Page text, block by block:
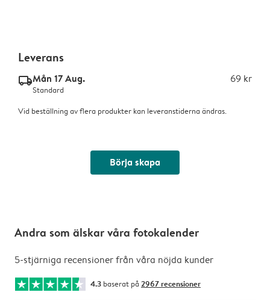
Leverans
delivery_standard_v2Mån 17 Aug. 69 kr
Standard
Vid beställning av flera produkter kan leveranstiderna ändras.
Börja skapa
Andra som älskar våra fotokalender
5-stjärniga recensioner från våra nöjda kunder
4.3 baserat på 2967 recensioner